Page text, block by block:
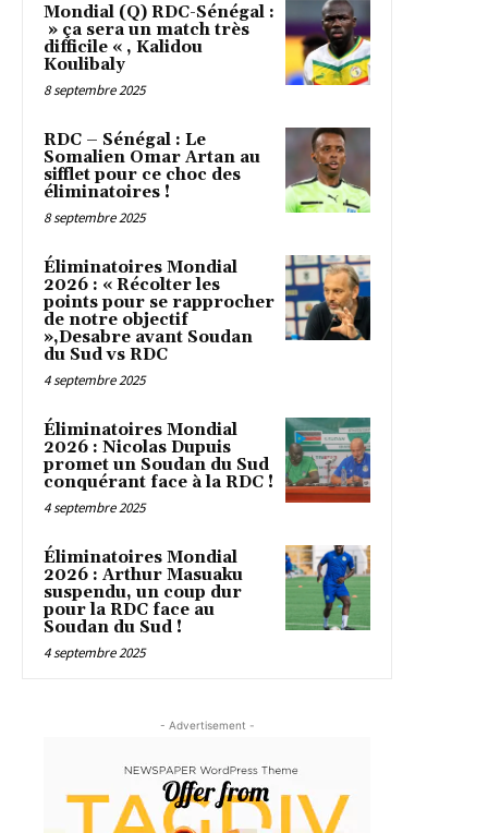
Mondial (Q) RDC-Sénégal :
» ça sera un match très
difficile « , Kalidou
Koulibaly
8 septembre 2025
RDC – Sénégal : Le
Somalien Omar Artan au
sifflet pour ce choc des
éliminatoires !
8 septembre 2025
Éliminatoires Mondial
2026 : « Récolter les
points pour se rapprocher
de notre objectif
»,Desabre avant Soudan
du Sud vs RDC
4 septembre 2025
Éliminatoires Mondial
2026 : Nicolas Dupuis
promet un Soudan du Sud
conquérant face à la RDC !
4 septembre 2025
Éliminatoires Mondial
2026 : Arthur Masuaku
suspendu, un coup dur
pour la RDC face au
Soudan du Sud !
4 septembre 2025
- Advertisement -